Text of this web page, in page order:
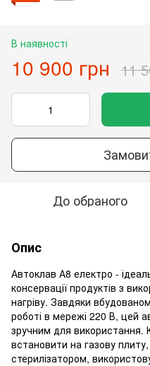
В наявності
10 900 грн 11
До обраного
Опис
Автоклав А8 електро -
консервації продуктів з
нагріву. Завдяки
роботі в мережі 220 В, цей
зручним для використання.
встановити на газову
стерилізатором,